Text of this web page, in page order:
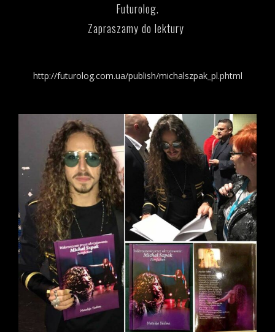
Futurolog.
Zapraszamy do lektury
http://futurolog.com.ua/publish/michalszpak_pl.phtml